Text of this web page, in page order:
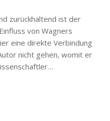
zurückhaltend ist der
von Wagners
eine direkte Verbindung
nicht gehen, womit er